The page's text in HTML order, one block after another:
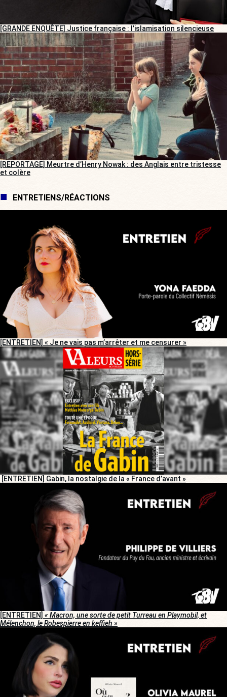
[GRANDE ENQUÊTE] Justice française : l’islamisation silencieuse
[REPORTAGE] Meurtre d’Henry Nowak : des Anglais entre tristesse
et colère
ENTRETIENS/RÉACTIONS
[ENTRETIEN] « Je ne vais pas m’arrêter et me censurer »
[ENTRETIEN] Gabin, la nostalgie de la « France d’avant »
[ENTRETIEN] « Macron, une sorte de petit Turreau en Playmobil, et
Mélenchon, le Robespierre en keffieh »